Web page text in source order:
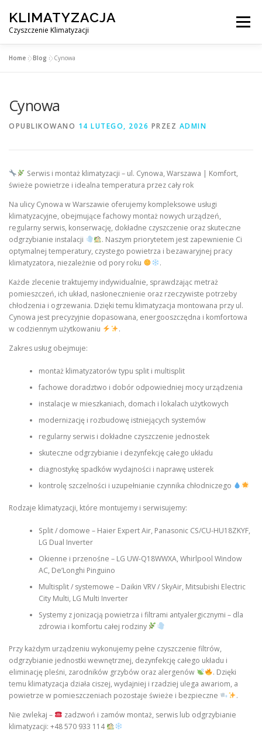
treści
KLIMATYZACJA
Czyszczenie Klimatyzacji
Menu
OBSŁUGIWANE MIASTA POD WARSZAWĄ
Home »Blog »Cynowa
Cynowa
OPUBLIKOWANO 14 LUTEGO, 2026 PRZEZ ADMIN
Serwis i montaż klimatyzacji – ul. Cynowa, Warszawa | Komfort,
świeże powietrze i idealna temperatura przez cały rok
Na ulicy Cynowa w Warszawie oferujemy kompleksowe usługi
klimatyzacyjne, obejmujące fachowy montaż nowych urządzeń,
regularny serwis, konserwację, dokładne czyszczenie oraz skuteczne
odgrzybianie instalacji
. Naszym priorytetem jest zapewnienie Ci
optymalnej temperatury, czystego powietrza i bezawaryjnej pracy
klimatyzatora, niezależnie od pory roku
.
Każde zlecenie traktujemy indywidualnie, sprawdzając metraż
pomieszczeń, ich układ, nasłonecznienie oraz rzeczywiste potrzeby
chłodzenia i ogrzewania. Dzięki temu klimatyzacja montowana przy ul.
Cynowa jest precyzyjnie dopasowana, energooszczędna i komfortowa
w codziennym użytkowaniu
.
Zakres usług obejmuje:
montaż klimatyzatorów typu split i multisplit
fachowe doradztwo i dobór odpowiedniej mocy urządzenia
instalacje w mieszkaniach, domach i lokalach użytkowych
modernizację i rozbudowę istniejących systemów
regularny serwis i dokładne czyszczenie jednostek
skuteczne odgrzybianie i dezynfekcję całego układu
diagnostykę spadków wydajności i naprawę usterek
kontrolę szczelności i uzupełnianie czynnika chłodniczego
Rodzaje klimatyzacji, które montujemy i serwisujemy:
Split / domowe – Haier Expert Air, Panasonic CS/CU-HU18ZKYF,
LG Dual Inverter
Okienne i przenośne – LG UW-Q18WWXA, Whirlpool Window
AC, De’Longhi Pinguino
Multisplit / systemowe – Daikin VRV / SkyAir, Mitsubishi Electric
City Multi, LG Multi Inverter
Systemy z jonizacją powietrza i filtrami antyalergicznymi – dla
zdrowia i komfortu całej rodziny
Przy każdym urządzeniu wykonujemy pełne czyszczenie filtrów,
odgrzybianie jednostki wewnętrznej, dezynfekcję całego układu i
eliminację pleśni, zarodników grzybów oraz alergenów
. Dzięki
temu klimatyzacja działa ciszej, wydajniej i rzadziej ulega awariom, a
powietrze w pomieszczeniach pozostaje świeże i bezpieczne
.
Nie zwlekaj –
zadzwoń i zamów montaż, serwis lub odgrzybianie
klimatyzacji: +48 570 933 114